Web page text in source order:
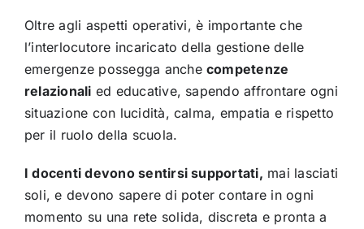
Oltre agli aspetti operativi, è importante che
l’interlocutore incaricato della gestione delle
emergenze possegga anche competenze
relazionali ed educative, sapendo affrontare ogni
situazione con lucidità, calma, empatia e rispetto
per il ruolo della scuola.
I docenti devono sentirsi supportati, mai lasciati
soli, e devono sapere di poter contare in ogni
momento su una rete solida, discreta e pronta a